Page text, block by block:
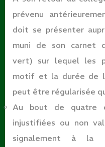
prévenu
doit se présenter
muni de son carnet
vert) sur lequel les
motif et la durée de
peut être régularisée
Au bout de quatre
injustifiées ou non
signalement à la